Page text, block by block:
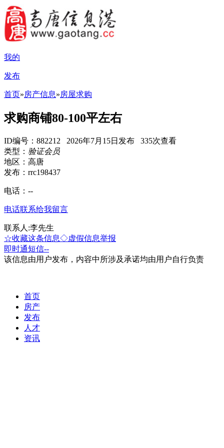
我的
发布
首页»房产信息»房屋求购
求购商铺80-100平左右
ID编号：882212 2026年7月15日发布 335次查看
类型： 验证会员
地区：高唐
发布：rrc198437
电话： --
电话联系给我留言
联系人:李先生
☆收藏这条信息◇虚假信息举报
即时通短信--
该信息由用户发布，内容中所涉及承诺均由用户自行负责
首页
房产
发布
人才
资讯